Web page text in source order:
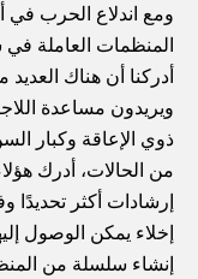
ومع اندلاع الحرب في
المنظمات العاملة في
أدركنا أن هناك
ويريدون مساعدة
ذوي الإعاقة وكبار
من الحالات، أدرك
إرشادات أكثر
إخلاء يمكن الوصول
إنشاء سلسلة من